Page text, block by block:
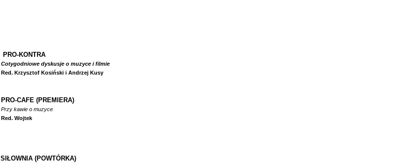
PRO-KONTRA
Cotygodniowe dyskusje o muzyce i filmie
Red. Krzysztof Kosiński i Andrzej Kusy
PRO-CAFE (PREMIERA)
Przy kawie o muzyce
Red. Wojtek
SIŁOWNIA (POWTÓRKA)